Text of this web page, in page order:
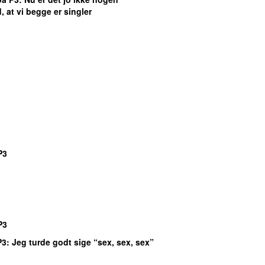
at vi begge er singler
: Jeg turde godt sige “sex, sex, sex”